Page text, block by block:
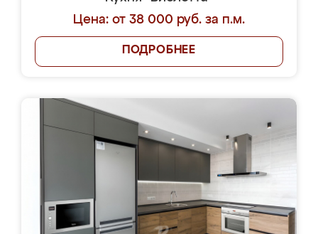
Цена: от 38 000 руб. за п.м.
ПОДРОБНЕЕ